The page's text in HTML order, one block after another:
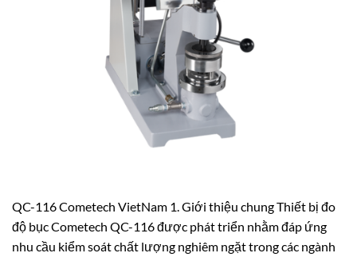
QC-116 Cometech VietNam 1. Giới thiệu chung Thiết bị đo
độ bục Cometech QC-116 được phát triển nhằm đáp ứng
nhu cầu kiểm soát chất lượng nghiêm ngặt trong các ngành